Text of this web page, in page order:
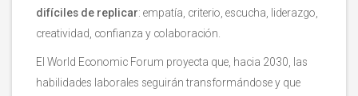
difíciles de replicar: empatía, criterio, escucha, liderazgo,
creatividad, confianza y colaboración.
El World Economic Forum proyecta que, hacia 2030, las
habilidades laborales seguirán transformándose y que